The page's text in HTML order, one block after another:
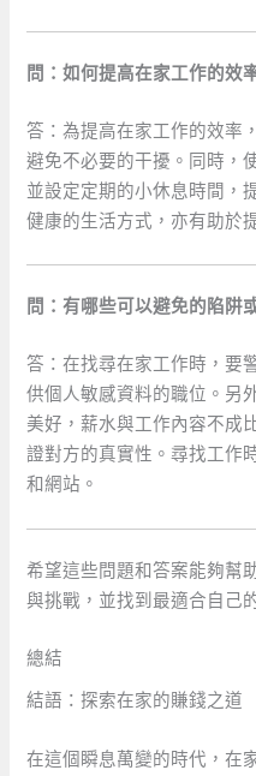
問：如何提高在家工作的效
答：為提高在家工作的效率
避免不必要的干擾。同時，
並設定定期的小休息時間，
健康的生活方式，亦有助於
問：有哪些可以避免的陷阱
答：在找尋在家工作時，要
供個人敏感資料的職位。另
美好，薪水與工作內容不成
證對方的真實性。尋找工作
和網站。
希望這些問題和答案能夠幫
與挑戰，並找到最適合自己
總結
結語：探索在家的賺錢之道
在這個瞬息萬變的時代，在